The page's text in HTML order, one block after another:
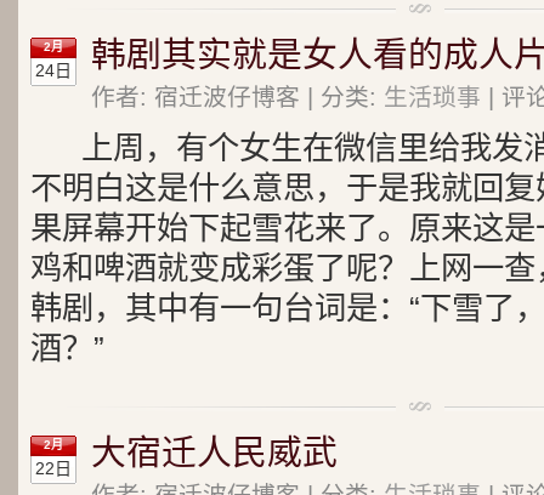
2月
24日 韩剧其实就是女人看的成人
作者: 宿迁波仔博客 | 分类: 生活琐事 | 评
上周，有个女生在微信里给我发
不明白这是什么意思，于是我就回复
果屏幕开始下起雪花来了。原来这
鸡和啤酒就变成彩蛋了呢？上网一
韩剧，其中有一句台词是：“下雪了
酒？”
2月
22日 大宿迁人民威武